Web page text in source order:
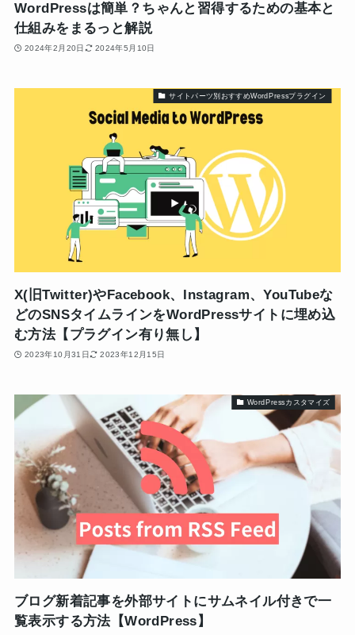
WordPressは簡単？ちゃんと習得するための基本と
仕組みをまるっと解説
2024年2月20日 2024年5月10日
サイトパーツ別おすすめWordPressプラグイン
X(旧Twitter)やFacebook、Instagram、YouTubeな
どのSNSタイムラインをWordPressサイトに埋め込
む方法【プラグイン有り無し】
2023年10月31日 2023年12月15日
WordPressカスタマイズ
ブログ新着記事を外部サイトにサムネイル付きで一
覧表示する方法【WordPress】